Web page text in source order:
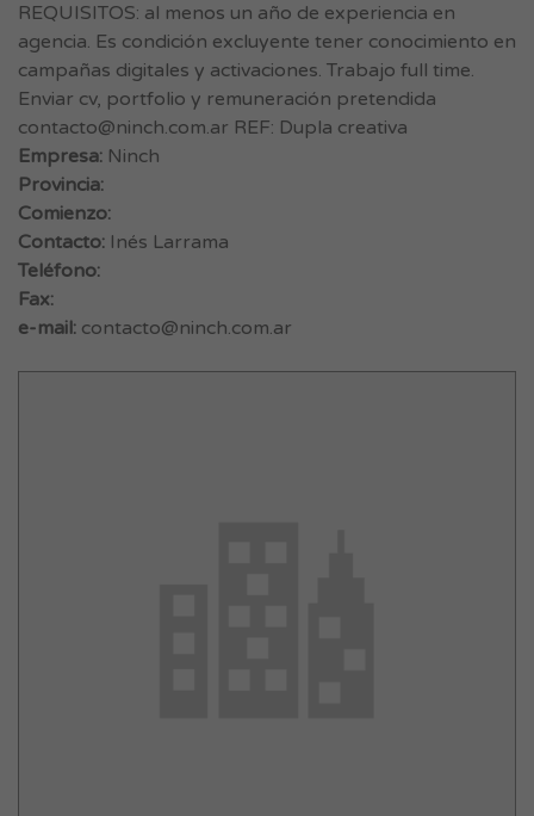
REQUISITOS: al menos un año de experiencia en
agencia. Es condición excluyente tener conocimiento en
campañas digitales y activaciones. Trabajo full time.
Enviar cv, portfolio y remuneración pretendida
contacto@ninch.com.ar REF: Dupla creativa
Empresa: Ninch
Provincia:
Comienzo:
Contacto: Inés Larrama
Teléfono:
Fax:
e-mail: contacto@ninch.com.ar